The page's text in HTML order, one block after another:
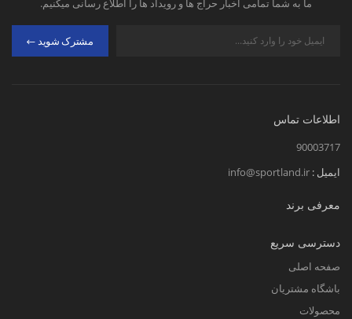
ما به شما تمامی اخبار حراج ها و رویداد ها را اطلاع رسانی میکنیم.
مشترک شوید
اطلاعات تماس
90003717
ایمیل : info@sportland.ir
معرفی برند
دسترسی سریع
صفحه اصلی
باشگاه مشتریان
محصولات